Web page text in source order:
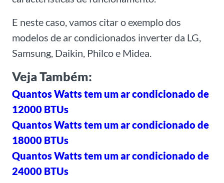
E neste caso, vamos citar o exemplo dos
modelos de ar condicionados inverter da LG,
Samsung, Daikin, Philco e Midea.
Veja Também:
Quantos Watts tem um ar condicionado de
12000 BTUs
Quantos Watts tem um ar condicionado de
18000 BTUs
Quantos Watts tem um ar condicionado de
24000 BTUs